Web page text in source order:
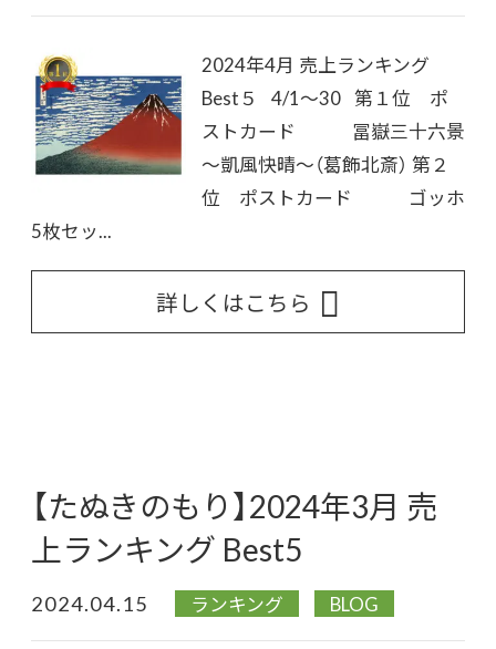
2024年4月 売上ランキング
Best５ 4/1～30 第１位 ポ
ストカード 冨嶽三十六景
～凱風快晴～（葛飾北斎） 第２
位 ポストカード ゴッホ
5枚セッ...
詳しくはこちら
【たぬきのもり】2024年3月 売
上ランキング Best5
2024.04.15 ランキング BLOG